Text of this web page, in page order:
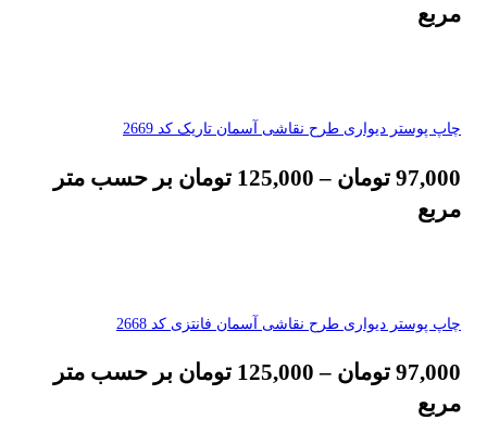
مربع
چاپ پوستر دیواری طرح نقاشی آسمان تاریک کد 2669
97,000 تومان –
125,000 تومان بر حسب متر
مربع
چاپ پوستر دیواری طرح نقاشی آسمان فانتزی کد 2668
97,000 تومان –
125,000 تومان بر حسب متر
مربع